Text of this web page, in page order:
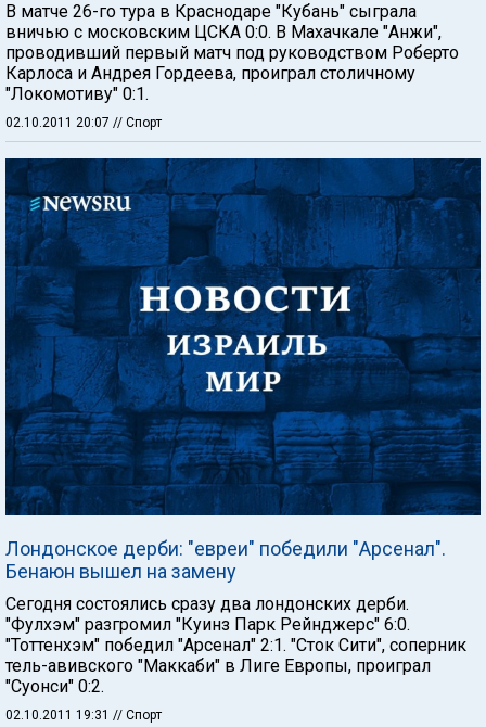
В матче 26-го тура в Краснодаре "Кубань" сыграла
вничью с московским ЦСКА 0:0. В Махачкале "Анжи",
проводивший первый матч под руководством Роберто
Карлоса и Андрея Гордеева, проиграл столичному
"Локомотиву" 0:1.
02.10.2011 20:07 // Спорт
Лондонское дерби: "евреи" победили "Арсенал".
Бенаюн вышел на замену
Сегодня состоялись сразу два лондонских дерби.
"Фулхэм" разгромил "Куинз Парк Рейнджерс" 6:0.
"Тоттенхэм" победил "Арсенал" 2:1. "Сток Сити", соперник
тель-авивского "Маккаби" в Лиге Европы, проиграл
"Суонси" 0:2.
02.10.2011 19:31 // Спорт